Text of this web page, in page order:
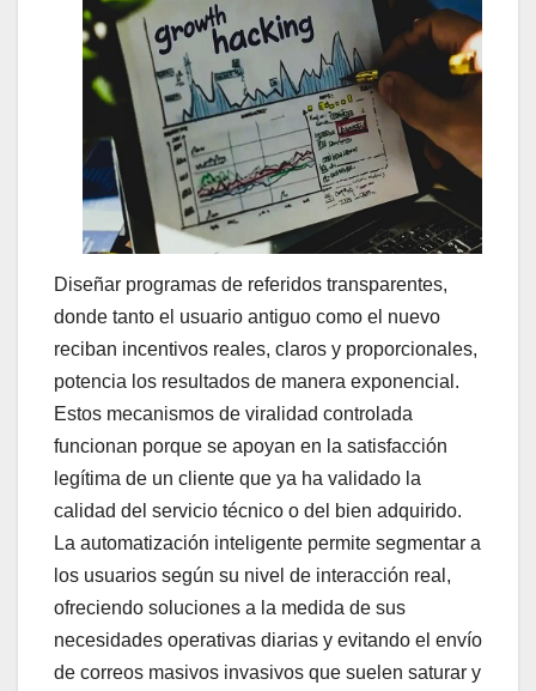
Diseñar programas de referidos transparentes,
donde tanto el usuario antiguo como el nuevo
reciban incentivos reales, claros y proporcionales,
potencia los resultados de manera exponencial.
Estos mecanismos de viralidad controlada
funcionan porque se apoyan en la satisfacción
legítima de un cliente que ya ha validado la
calidad del servicio técnico o del bien adquirido.
La automatización inteligente permite segmentar a
los usuarios según su nivel de interacción real,
ofreciendo soluciones a la medida de sus
necesidades operativas diarias y evitando el envío
de correos masivos invasivos que suelen saturar y